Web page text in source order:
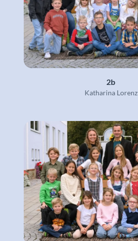
2b
Katharina Lorenz